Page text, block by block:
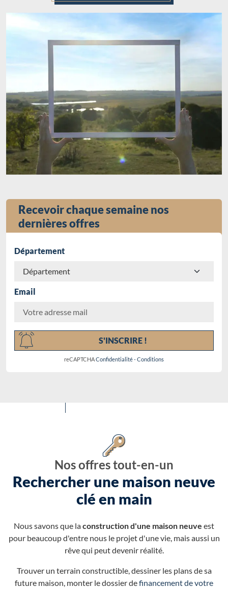
Recevoir chaque semaine nos
dernières offres
Département
Email
S'INSCRIRE !
reCAPTCHAConfidentialité-Conditions
Nos offres tout-en-un
Rechercher une maison neuve
clé en main
Nous savons que laconstruction d'une maison neuve est
pour beaucoup d'entre nous le projet d'une vie, mais aussi un
rêve qui peut devenir réalité.
Trouver un terrain constructible, dessiner les plans de sa
future maison, monter le dossier definancement de votre